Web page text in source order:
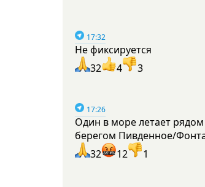
17:32
Не фиксируется
32
4 3
17:26
Один в море летает рядом
берегом Пивденное/
32
12 1